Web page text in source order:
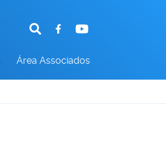
Área Associados